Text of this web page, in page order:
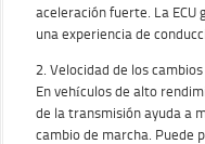
aceleración fuerte. La ECU
una experiencia de
2. Velocidad de los cambios
En vehículos de alto
de la transmisión ayuda a
cambio de marcha. Puede